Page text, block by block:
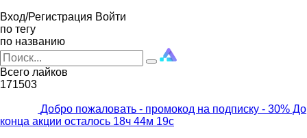
Вход/Регистрация Войти
по тегу
по названию
Всего лайков
171503
Добро пожаловать - промокод на подписку - 30% До
конца акции осталось 18ч 44м 17с